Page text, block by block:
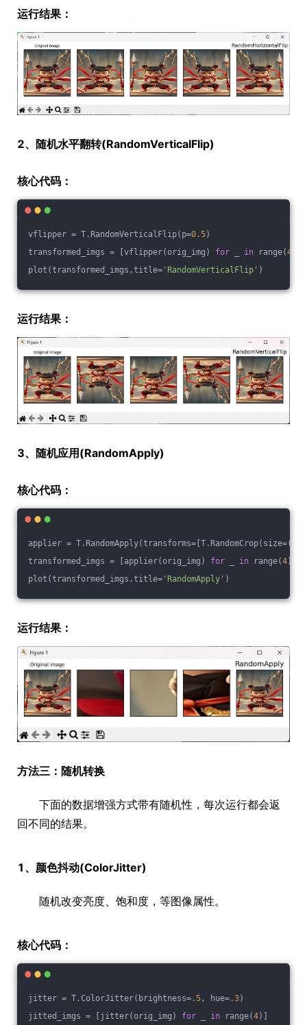
运行结果：
2、随机水平翻转(RandomVerticalFlip)
核心代码：
vflipper = T.RandomVerticalFlip(p=0.5)
transformed_imgs = [vflipper(orig_img) for in range(4
plot(transformed_imgs,title= 'RandomVerticalFlip' )
运行结果：
3、随机应用(RandomApply)
核心代码：
applier = T.RandomApply(transforms=[T.RandomCrop(size=(
transformed_imgs = [applier(orig_img) for in range(4)]
plot(transformed_imgs,title= 'RandomApply' )
运行结果：
方法三：随机转换
下面的数据增强方式带有随机性，每次运行都会返
回不同的结果。
1、颜色抖动(ColorJitter)
随机改变亮度、饱和度，等图像属性。
核心代码：
jitter = T.ColorJitter(brightness=.5 , hue=.3)
jitted_imgs = [jitter(orig_img) for in range(4)]